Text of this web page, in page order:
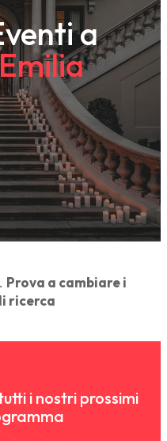
a
Prova a cambiare i
ricerca
i nostri prossimi